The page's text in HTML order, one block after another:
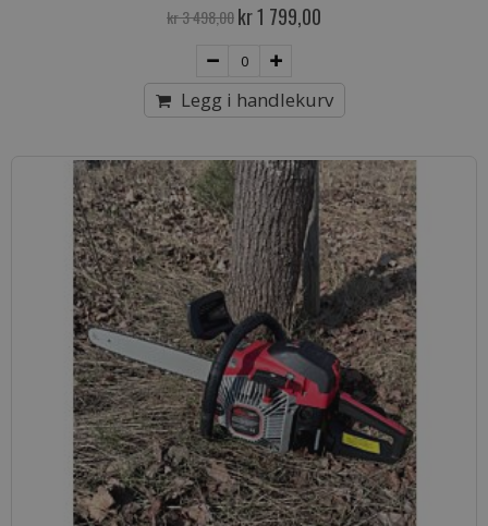
kr 3 498,00 Spesialpris
kr 1 799,00
Legg i handlekurv